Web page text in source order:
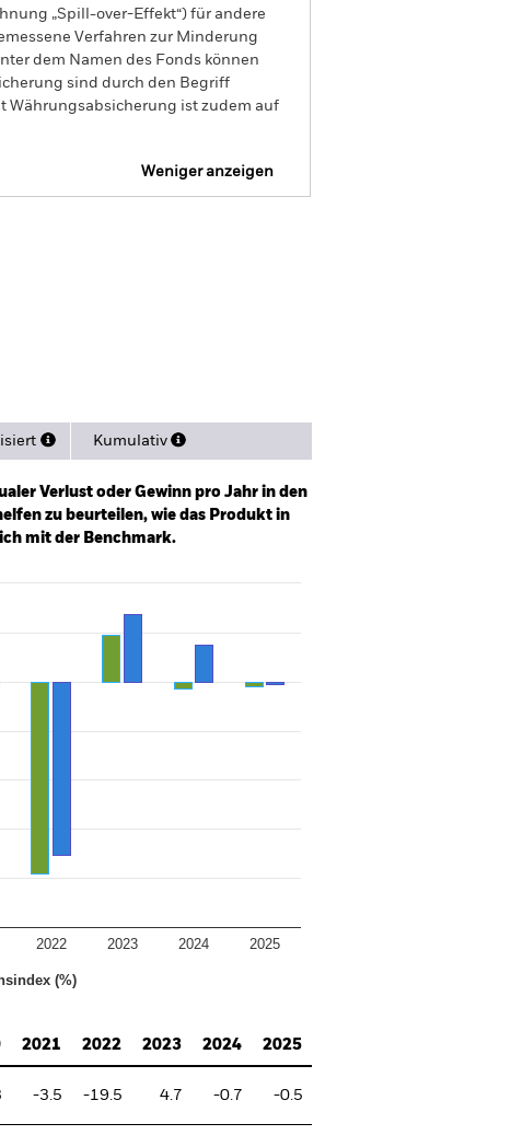
„Spill-over-Effekt“) für andere
Verfahren zur Minderung
dem Namen des Fonds können
sind durch den Begriff
Währungsabsicherung ist zudem auf
Weniger anzeigen
Kumulativ
Verlust oder Gewinn pro Jahr in den
zu beurteilen, wie das Produkt in
mit der Benchmark.
(%)
2022 2023 2024 2025
2021 2022 2023 2024 2025
-3.5 -19.5 4.7 -0.7 -0.5